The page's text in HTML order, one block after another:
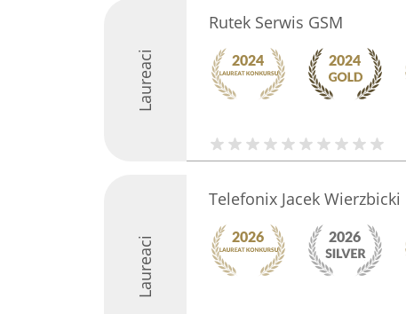
Laureaci
Rutek Serwis GSM
Laureaci
Telefonix Jacek Wierzbicki